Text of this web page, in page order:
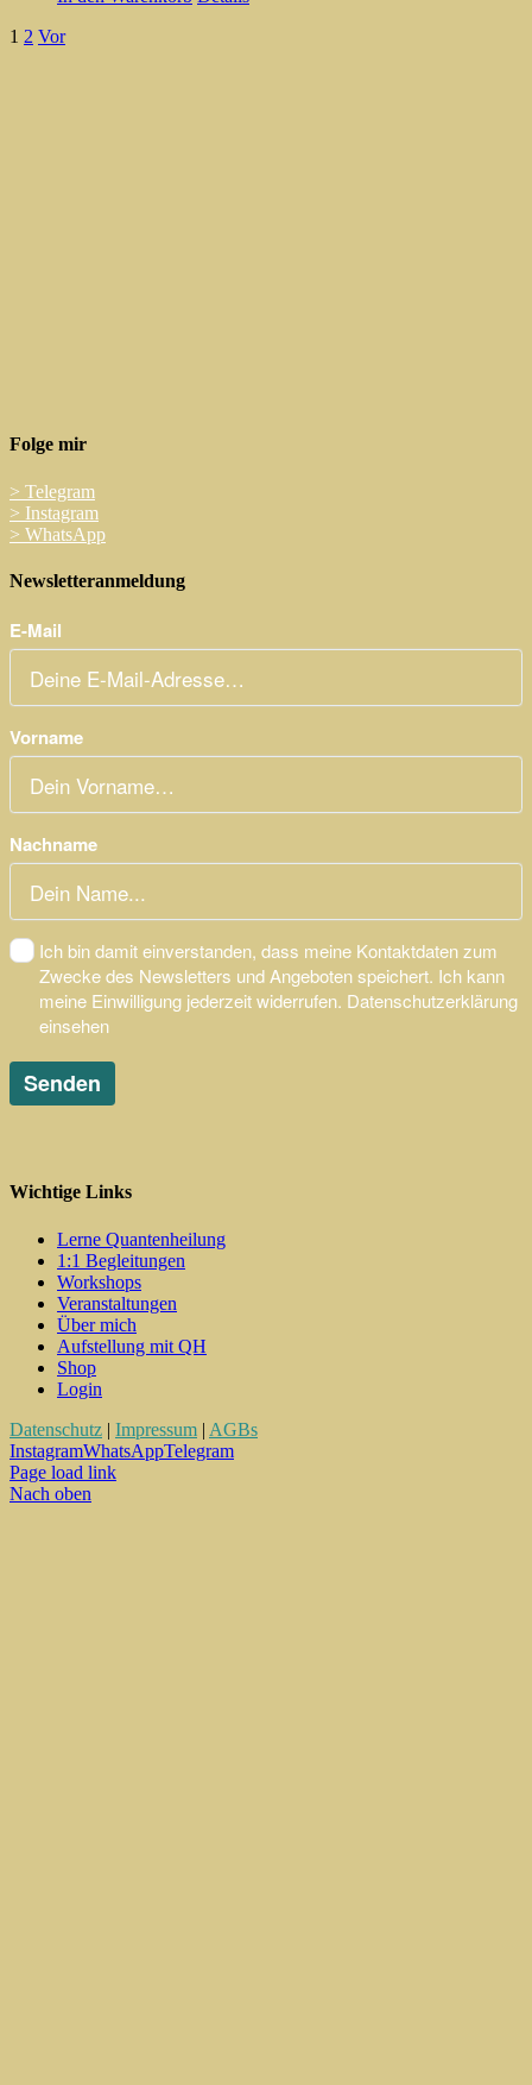
1 2 Vor
Folge mir
> Telegram
> Instagram
> WhatsApp
Newsletteranmeldung
Wichtige Links
Lerne Quantenheilung
1:1 Begleitungen
Workshops
Veranstaltungen
Über mich
Aufstellung mit QH
Shop
Login
Datenschutz | Impressum | AGBs
InstagramWhatsAppTelegram
Page load link
Nach oben